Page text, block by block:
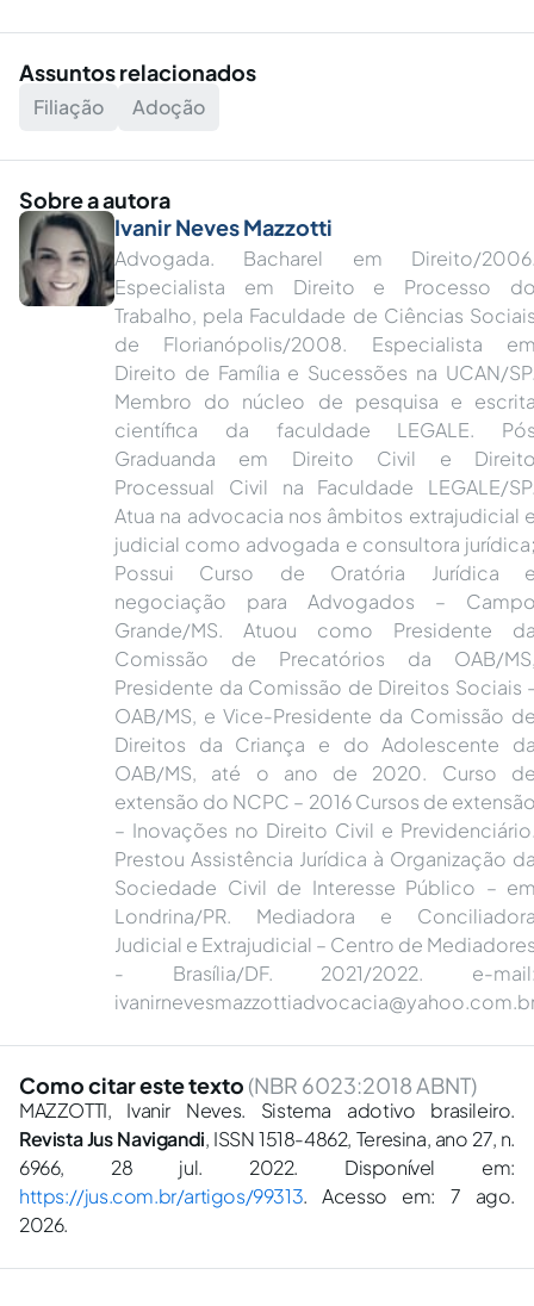
Assuntos relacionados
Filiação Adoção
Sobre a autora
Ivanir Neves Mazzotti
Advogada. Bacharel em Direito/
Especialista em Direito e Processo
Trabalho, pela Faculdade de Ciências
de Florianópolis/2008. Especialista
Direito de Família e Sucessões na UCAN/
Membro do núcleo de pesquisa e
científica da faculdade LEGALE.
Graduanda em Direito Civil e
Processual Civil na Faculdade LEGALE/
Atua na advocacia nos âmbitos extrajudicial
judicial como advogada e consultora
Possui Curso de Oratória Jurídica
negociação para Advogados –
Grande/MS. Atuou como Presidente
Comissão de Precatórios da OAB/
Presidente da Comissão de Direitos Sociais
OAB/MS, e Vice-Presidente da Comissão
Direitos da Criança e do Adolescente
OAB/MS, até o ano de 2020. Curso
extensão do NCPC – 2016 Cursos de
– Inovações no Direito Civil e
Prestou Assistência Jurídica à Organização
Sociedade Civil de Interesse Público –
Londrina/PR. Mediadora e
Judicial e Extrajudicial – Centro de
- Brasília/DF. 2021/2022. e-
Como citar este texto (NBR 6023:2018 ABNT)
MAZZOTTI, Ivanir Neves. Sistema adotivo brasileiro.
Revista Jus Navigandi, ISSN 1518-4862, Teresina, ano 27, n.
6966, 28 jul. 2022. Disponível em:
https://jus.com.br/artigos/99313. Acesso em: 7 ago.
2026.